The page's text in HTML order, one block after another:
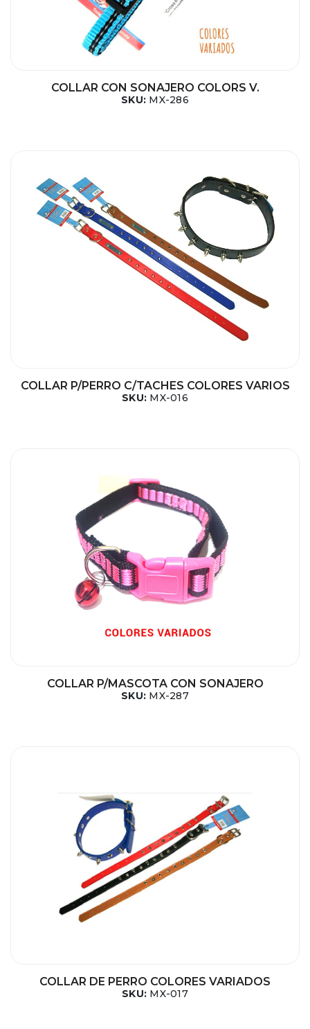
COLLAR CON SONAJERO COLORS V.
SKU: MX-286
COLLAR P/PERRO C/TACHES COLORES VARIOS
SKU: MX-016
COLLAR P/MASCOTA CON SONAJERO
SKU: MX-287
COLLAR DE PERRO COLORES VARIADOS
SKU: MX-017